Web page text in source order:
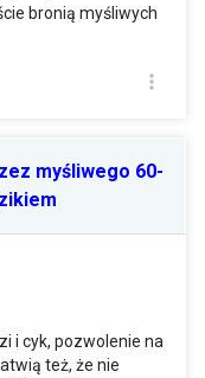
bronią myśliwych
myśliwego 60-
i cyk, pozwolenie na
też, że nie